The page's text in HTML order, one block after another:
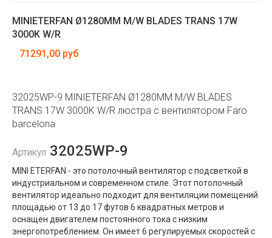
MINIETERFAN Ø1280MM M/W BLADES TRANS 17W
3000K W/R
71291,00 руб
32025WP-9 MINIETERFAN Ø1280MM M/W BLADES
TRANS 17W 3000K W/R люстра с вентилятором Faro
barcelona
Артикул 32025WP-9
MINI ETERFAN - это потолочный вентилятор с подсветкой в ​​
индустриальном и современном стиле. Этот потолочный
вентилятор идеально подходит для вентиляции помещений
площадью от 13 до 17 футов 6 квадратных метров и
оснащен двигателем постоянного тока с низким
энергопотреблением. Он имеет 6 регулируемых скоростей с